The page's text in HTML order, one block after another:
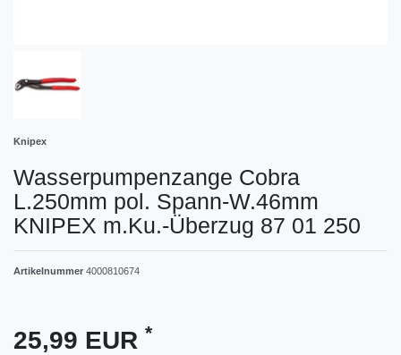
Knipex
Wasserpumpenzange Cobra
L.250mm pol. Spann-W.46mm
KNIPEX m.Ku.-Überzug 87 01 250
Artikelnummer 4000810674
25,99 EUR *